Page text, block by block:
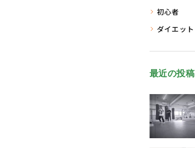
初心者
ダイエット
最近の投稿